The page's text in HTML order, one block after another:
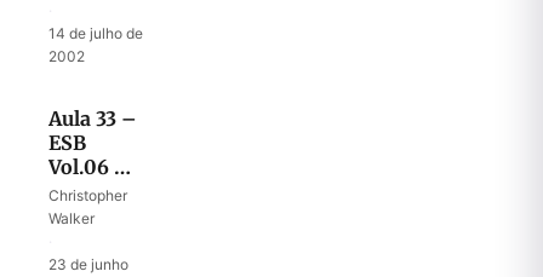
14 de julho de
2002
Aula 33 –
ESB
Vol.06 –
Uma tribo
buscando
Christopher
Walker
23 de junho